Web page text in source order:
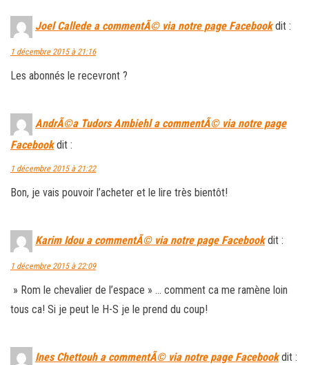
Joel Callede a commentÃ© via notre page Facebook dit :
1 décembre 2015 à 21:16
Les abonnés le recevront ?
AndrÃ©a Tudors Ambiehl a commentÃ© via notre page
Facebook dit :
1 décembre 2015 à 21:22
Bon, je vais pouvoir l’acheter et le lire très bientôt!
Karim Idou a commentÃ© via notre page Facebook dit :
1 décembre 2015 à 22:09
» Rom le chevalier de l’espace » … comment ca me ramène loin
tous ca! Si je peut le H-S je le prend du coup!
Ines Chettouh a commentÃ© via notre page Facebook dit :